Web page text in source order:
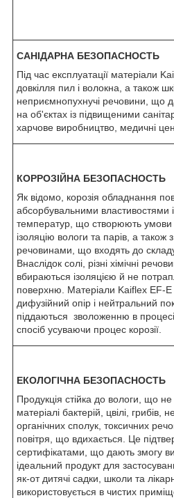
САНІДАРНА БЕЗОПАСНОСТЬ
Під час експлуатації матеріали
довкілля пил і волокна, а також
неприємнопухнучі речовини, що
на об'єктах із підвищеними
харчове виробництво, медичні
КОРРОЗІЙНА БЕЗОПАСНОСТЬ
Як відомо, корозія обладнання
абсорбувальними властивостями
температур, що створюють
ізоляцію вологи та парів, а також
речовинами, що входять до складу
Внаслідок солі, різні хімічні
вбираються ізоляцією й не
поверхню. Матеріали Kaiflex EF-
дифузійний опір і нейтральний
піддаються зволоженню в процесі
спосіб усуваючи процес корозії.
ЕКОЛОГІЧНА БЕЗОПАСНОСТЬ
Продукція стійка до вологи, що
матеріалі бактерій, цвілі, грибів,
органічних сполук, токсичних
повітря, що вдихається. Це
сертифікатами, що дають змогу
ідеальний продукт для
як-от дитячі садки, школи та
використовується в чистих